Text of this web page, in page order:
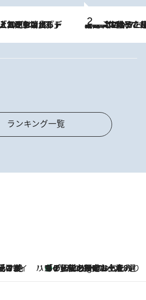
2026.8.5
【阿川佐和子さんの年とる力】なぜ70代で始めた趣味は“こんなに楽しい”のか？ ピアノ、俳句…スランプに陥っても続けられる“ある秘訣”とは
ランキング一覧
ハワイ ハワイ賢者 リサのお気に入りリスト1 Hour Ago
あの伝説の限定トートも！ リニューアルした「ディーン＆デルーカ ハワイ」で必須のお土産8選